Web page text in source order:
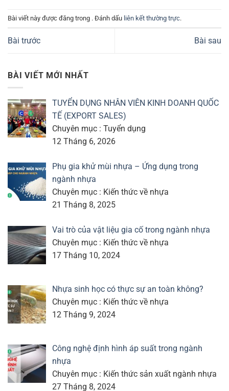
Bài viết này được đăng trong . Đánh dấu liên kết thường trực.
Bài trước Bài sau
BÀI VIẾT MỚI NHẤT
TUYỂN DỤNG NHÂN VIÊN KINH DOANH QUỐC
TẾ (EXPORT SALES)
Chuyên mục : Tuyển dụng
12 Tháng 6, 2026
Phụ gia khử mùi nhựa – Ứng dụng trong
ngành nhựa
Chuyên mục : Kiến thức về nhựa
21 Tháng 8, 2025
Vai trò của vật liệu gia cố trong ngành nhựa
Chuyên mục : Kiến thức về nhựa
17 Tháng 10, 2024
Nhựa sinh học có thực sự an toàn không?
Chuyên mục : Kiến thức về nhựa
12 Tháng 9, 2024
Công nghệ định hình áp suất trong ngành
nhựa
Chuyên mục : Kiến thức sản xuất ngành nhựa
27 Tháng 8, 2024